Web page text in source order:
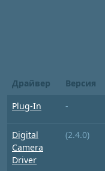
Драйвер Версия
Plug-In
-
Digital
Camera
Driver
(2.4.0)